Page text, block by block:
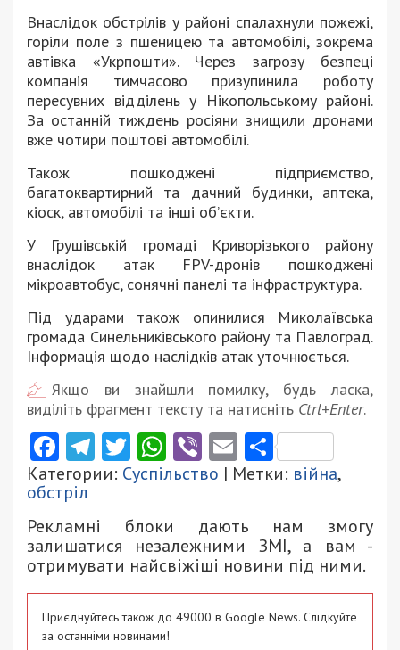
Внаслідок обстрілів у районі спалахнули пожежі,
горіли поле з пшеницею та автомобілі, зокрема
автівка «Укрпошти». Через загрозу безпеці
компанія тимчасово призупинила роботу
пересувних відділень у Нікопольському районі.
За останній тиждень росіяни знищили дронами
вже чотири поштові автомобілі.
Також пошкоджені підприємство,
багатоквартирний та дачний будинки, аптека,
кіоск, автомобілі та інші об’єкти.
У Грушівській громаді Криворізького району
внаслідок атак FPV-дронів пошкоджені
мікроавтобус, сонячні панелі та інфраструктура.
Під ударами також опинилися Миколаївська
громада Синельниківського району та Павлоград.
Інформація щодо наслідків атак уточнюється.
Якщо ви знайшли помилку, будь ласка,
виділіть фрагмент тексту та натисніть Ctrl+Enter.
Facebook
Telegram
Twitter
WhatsApp
ViberEmail
Категории: Суспільство | Метки: війна,
обстріл
Рекламні блоки дають нам змогу
залишатися незалежними ЗМІ, а вам -
отримувати найсвіжіші новини під ними.
Приєднуйтесь також до 49000 в Google News. Слідкуйте
за останніми новинами!